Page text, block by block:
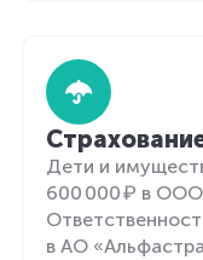
Дети и
600 000 ₽ в
в АО